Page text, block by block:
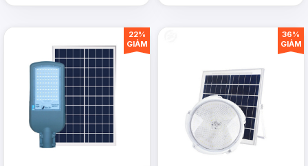
để bật và tắt tự động vào các thời điểm nhất định
trong ngày.
22%
GIẢM
36%
GIẢM